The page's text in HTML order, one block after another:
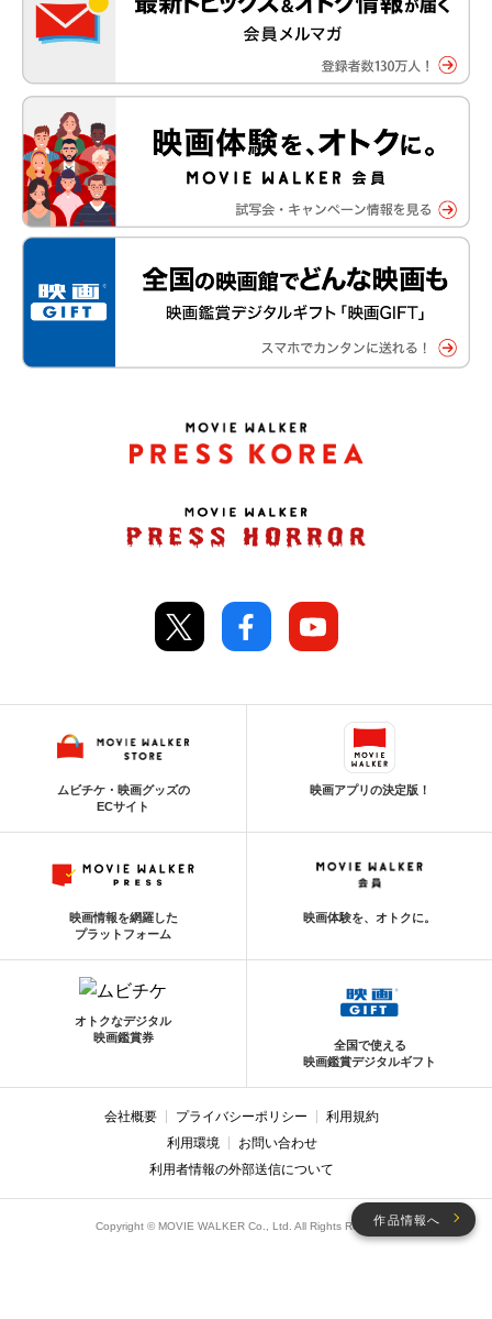
作品情報へ
ムビチケ・映画グッズの
ECサイト
映画アプリの決定版！
映画情報を網羅した
プラットフォーム
映画体験を、オトクに。
オトクなデジタル
映画鑑賞券
全国で使える
映画鑑賞デジタルギフト
会社概要 プライバシーポリシー
利用規約
利用環境
お問い合わせ
利用者情報の外部送信について
Copyright © MOVIE WALKER Co., Ltd. All Rights Reserved.